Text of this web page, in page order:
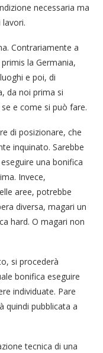
necessaria ma
Contrariamente a
la Germania,
e poi, di
da noi prima si
e come si può fare.
di posizionare, che
inquinato. Sarebbe
una bonifica
Invece,
aree, potrebbe
diversa, magari un
hard. O magari non
si procederà
bonifica eseguire
individuate. Pare
quindi pubblicata a
tecnica di una